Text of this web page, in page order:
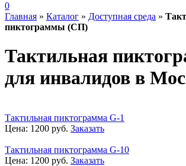
0
Главная » Каталог » Доступная среда »
пиктограммы (СП)
Тактильная
для инвалидов в
Тактильная пиктограмма G-1
Цена: 1200 руб. Заказать
Тактильная пиктограмма G-10
Цена: 1200 руб. Заказать